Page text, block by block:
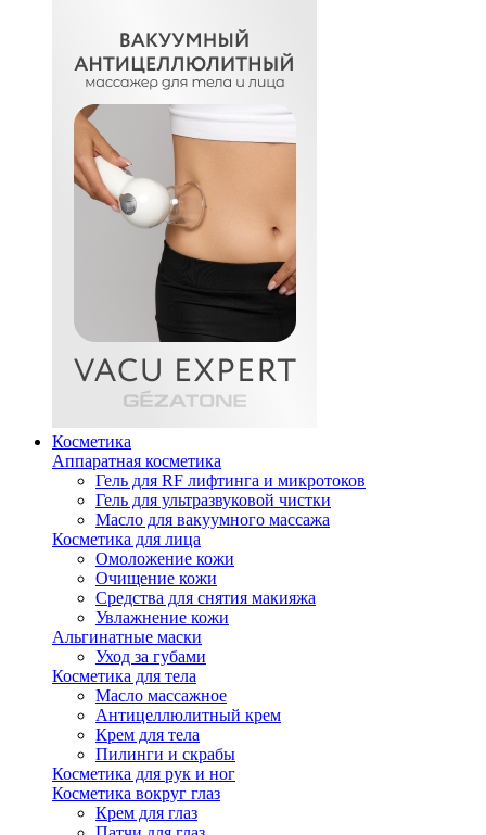
Косметика
Аппаратная косметика
Гель для RF лифтинга и микротоков
Гель для ультразвуковой чистки
Масло для вакуумного массажа
Косметика для лица
Омоложение кожи
Очищение кожи
Средства для снятия макияжа
Увлажнение кожи
Альгинатные маски
Уход за губами
Косметика для тела
Масло массажное
Антицеллюлитный крем
Крем для тела
Пилинги и скрабы
Косметика для рук и ног
Косметика вокруг глаз
Крем для глаз